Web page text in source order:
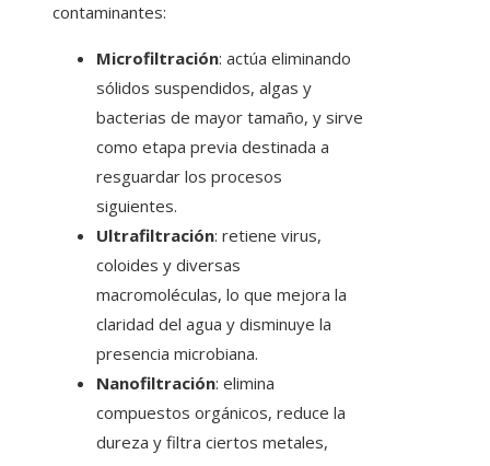
contaminantes:
Microfiltración: actúa eliminando
sólidos suspendidos, algas y
bacterias de mayor tamaño, y sirve
como etapa previa destinada a
resguardar los procesos
siguientes.
Ultrafiltración: retiene virus,
coloides y diversas
macromoléculas, lo que mejora la
claridad del agua y disminuye la
presencia microbiana.
Nanofiltración: elimina
compuestos orgánicos, reduce la
dureza y filtra ciertos metales,